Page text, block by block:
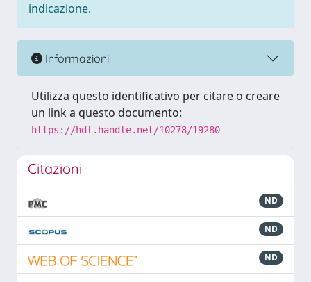
indicazione.
Informazioni
Utilizza questo identificativo per citare o creare
un link a questo documento:
https://hdl.handle.net/10278/19280
Citazioni
ND
ND
ND